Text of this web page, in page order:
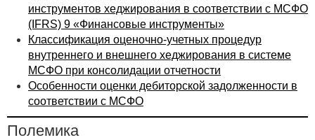
инструментов хеджирования в соответствии с МСФО
(IFRS) 9 «Финансовые инструменты»
Классификация оценочно-учетных процедур
внутреннего и внешнего хеджирования в системе
МСФО при консолидации отчетности
Особенности оценки дебиторской задолженности в
соответствии с МСФО
Полемика